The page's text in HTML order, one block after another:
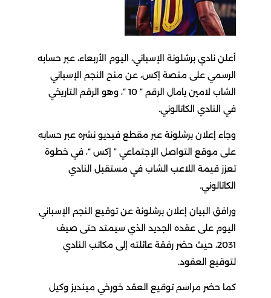
أعلن نادي برشلونة الإسباني، اليوم الأربعاء، عبر حسابه
الرسمي على منصة إكس، عن منح النجم الإسباني
الشاب لامين يامال الرقم ” 10 “، وهو الرقم التاريخي
في النادي الكاتالوني.
وجاء إعلان برشلونة عبر مقطع فيديو نشره عبر حسابه
على موقع التواصل الإجتماعي ” إكس “، في خطوة
تعزز قيمة اللاعب الشاب في مستقبل النادي
الكاتالوني.
ورافق البيان إعلان برشلونة عن توقيع النجم الإسباني
اليوم على عقده الجديد الذي سيمتد حتى صيف
2031، حيث حضر رفقة عائلته إلى مكاتب النادي
لتوقيع العقود.
كما حضر مراسم توقيع العقد خورخي مينديز وكيل